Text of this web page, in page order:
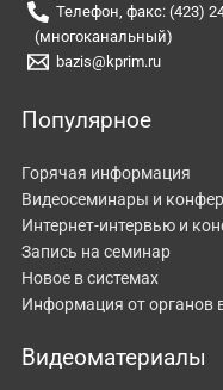
Телефон, факс: (423)
(многоканальный)
bazis@kprim.ru
Популярное
Горячая информация
Видеосеминары и
Интернет-интервью и
Запись на семинар
Новое в системах
Информация от органов
Видеоматериалы